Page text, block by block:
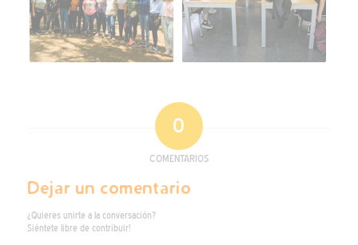
0
COMENTARIOS
Dejar un comentario
¿Quieres unirte a la conversación?
Siéntete libre de contribuir!